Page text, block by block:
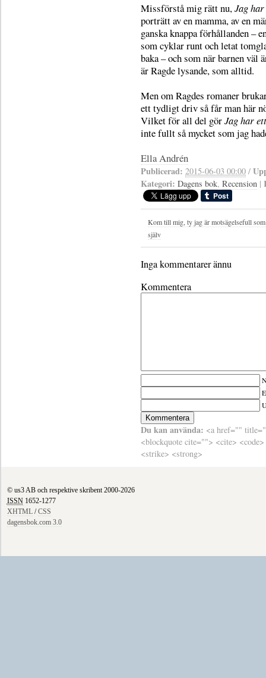
Missförstå mig rätt nu, Jag
porträtt av en mamma, av en
ganska knappa förhållanden –
som cyklar runt och letat
baka – och som när barnen väl
är Ragde lysande, som alltid.
Men om Ragdes romaner
ett tydligt driv så får man här
Vilket för all del görJag har
inte fullt så mycket som jag
Ella Andrén
Publicerad: 2015-06-03 00:00 /
Kategori: Dagens bok, Recension |
Kom till mig, ty jag är motsägelsefull
själv
Inga kommentarer ännu
Kommentera
Du kan använda: <a href=""
<blockquote cite=""> <cite>
<strike> <strong>
© us3 AB och respektive skribent 2000-2026
ISSN1652-1277
XHTML/CSS
dagensbok.com 3.0